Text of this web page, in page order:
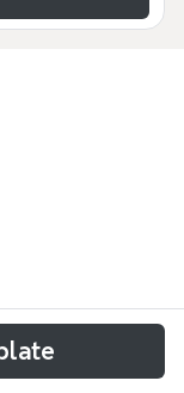
les
CM2) qui